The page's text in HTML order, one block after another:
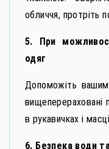
обличчя, протріть
5. При
одяг
Допоможіть
вищеперераховані
в рукавичках і
6. Безпека води